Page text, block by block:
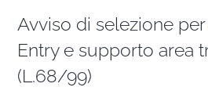
Avviso di selezione
Entry e supporto area
(L.68/99)